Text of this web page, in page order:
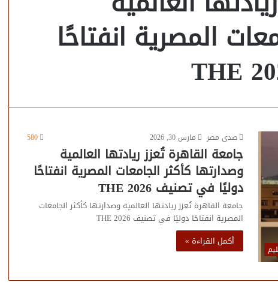
المصرية انفتاحًا
صدى مصر مارس 30, 2026 580
جامعة القاهرة تُعزز ريادتها العالمية
وصدارتها كأكثر الجامعات المصرية انفتاحًا
دوليًا في تصنيف THE 2026
جامعة القاهرة تُعزز ريادتها العالمية وصدارتها كأكثر الجامعات
المصرية انفتاحًا دوليًا في تصنيف THE 2026
أكمل القراءة »